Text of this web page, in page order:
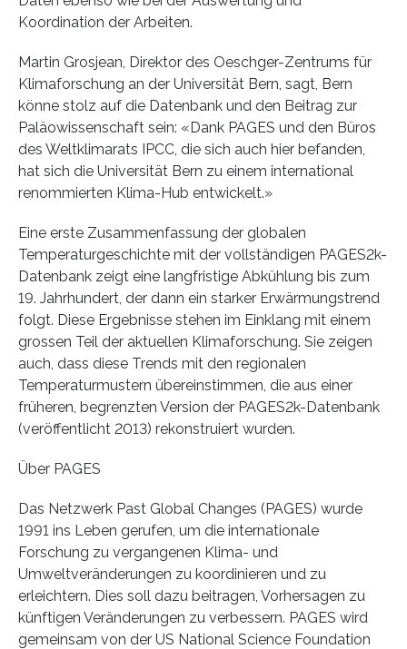
Koordination der Arbeiten.
Martin Grosjean, Direktor des Oeschger-Zentrums für
Klimaforschung an der Universität Bern, sagt, Bern
könne stolz auf die Datenbank und den Beitrag zur
Paläowissenschaft sein: «Dank PAGES und den Büros
des Weltklimarats IPCC, die sich auch hier befanden,
hat sich die Universität Bern zu einem international
renommierten Klima-Hub entwickelt.»
Eine erste Zusammenfassung der globalen
Temperaturgeschichte mit der vollständigen PAGES2k-
Datenbank zeigt eine langfristige Abkühlung bis zum
19. Jahrhundert, der dann ein starker Erwärmungstrend
folgt. Diese Ergebnisse stehen im Einklang mit einem
grossen Teil der aktuellen Klimaforschung. Sie zeigen
auch, dass diese Trends mit den regionalen
Temperaturmustern übereinstimmen, die aus einer
früheren, begrenzten Version der PAGES2k-Datenbank
(veröffentlicht 2013) rekonstruiert wurden.
Über PAGES
Das Netzwerk Past Global Changes (PAGES) wurde
1991 ins Leben gerufen, um die internationale
Forschung zu vergangenen Klima- und
Umweltveränderungen zu koordinieren und zu
erleichtern. Dies soll dazu beitragen, Vorhersagen zu
künftigen Veränderungen zu verbessern. PAGES wird
gemeinsam von der US National Science Foundation